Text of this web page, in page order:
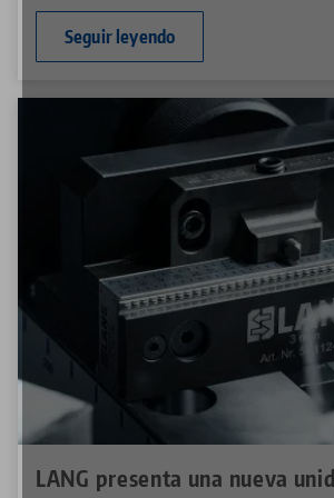
Seguir leyendo
LANG presenta una nueva